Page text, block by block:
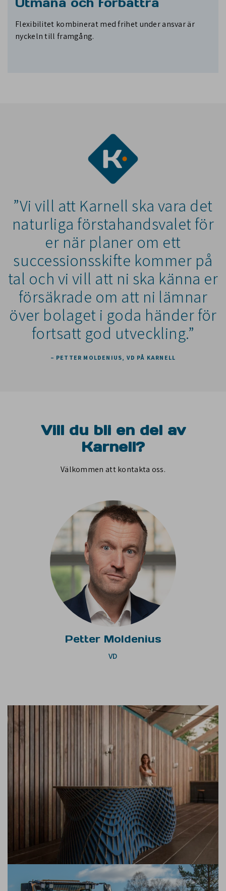
Flexibilitet kombinerat med frihet under ansvar är
nyckeln till framgång.
”Vi vill att Karnell ska vara det
naturliga förstahandsvalet för
er när planer om ett
successionsskifte kommer på
tal och vi vill att ni ska känna er
försäkrade om att ni lämnar
över bolaget i goda händer för
fortsatt god utveckling.”
– PETTER MOLDENIUS, VD PÅ KARNELL
Vill du bli en del av
Karnell?
Välkommen att kontakta oss.
Petter Moldenius
VD